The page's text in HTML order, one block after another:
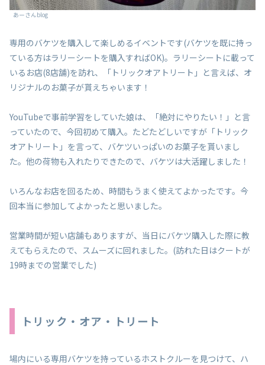
あーさんblog
専用のバケツを購入して楽しめるイベントです(バケツを既に持っ
ている方はラリーシートを購入すればOK)。ラリーシートに載って
いるお店(8店舗)を訪れ、「トリックオアトリート」と言えば、オ
リジナルのお菓子が貰えちゃいます！
YouTubeで事前学習をしていた娘は、「絶対にやりたい！」と言
っていたので、今回初めて購入。たどたどしいですが「トリック
オアトリート」を言って、バケツいっぱいのお菓子を貰いまし
た。他の荷物も入れたりできたので、バケツは大活躍しました！
いろんなお店を回るため、時間もうまく使えてよかったです。今
回本当に参加してよかったと思いました。
営業時間が短い店舗もありますが、当日にバケツ購入した際に教
えてもらえたので、スムーズに回れました。(訪れた日はクートが
19時までの営業でした)
トリック・オア・トリート
場内にいる専用バケツを持っているホストクルーを見つけて、ハ